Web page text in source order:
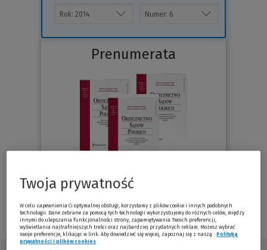
Prenumerata
Twoja prywatność
W celu zapewnienia Ci optymalnej obsługi, korzystamy z plików cookie i innych podobnych
technologii. Dane zebrane za pomocą tych technologii wykorzystujemy do różnych celów, między
innymi do ulepszania funkcjonalności strony, zapamiętywania Twoich preferencji,
wyświetlania najtrafniejszych treści oraz najbardziej przydatnych reklam. Możesz wybrać
swoje preferencje, klikając w link. Aby dowiedzieć się więcej, zapoznaj się z naszą
Polityką
prywatności i plików cookies